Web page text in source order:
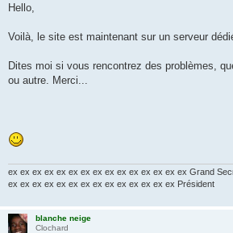
s
g
Hello,
Voilà, le site est maintenant sur un serveur
Dites moi si vous rencontrez des problèmes,
ou autre. Merci...
ex ex ex ex ex ex ex ex ex ex ex ex ex ex ex Grand
ex ex ex ex ex ex ex ex ex ex ex ex ex ex Président
blanche neige
Clochard